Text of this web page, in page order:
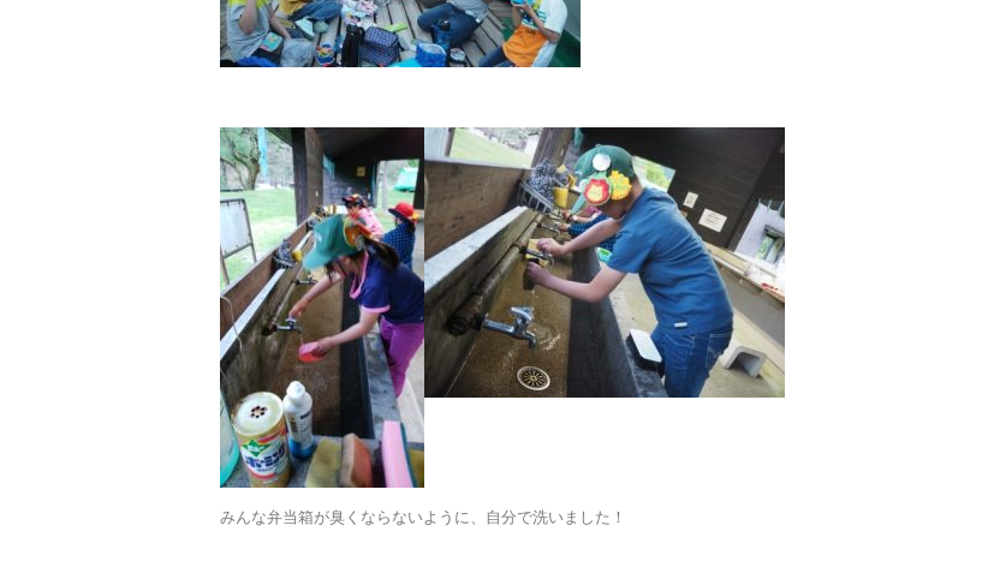
みんな弁当箱が臭くならないように、自分で洗いました！